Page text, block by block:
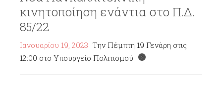
κινητοποίηση ενάντια στο Π.Δ.
85/22
Ιανουαρίου 19, 2023 Την Πέμπτη 19 Γενάρη στις
12:00 στο Υπουργείο Πολιτισμού